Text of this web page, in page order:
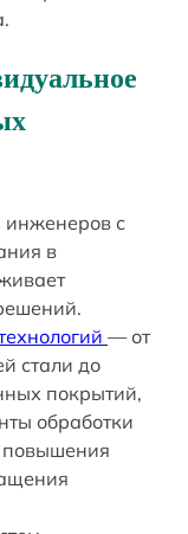
с
в
— от
стали до
покрытий,
обработки
повышения